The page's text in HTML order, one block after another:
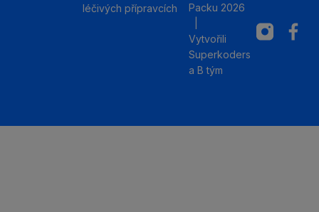
léčivých přípravcích
Packu 2026
Vytvořili
Superkoders
a B tým
Instagram